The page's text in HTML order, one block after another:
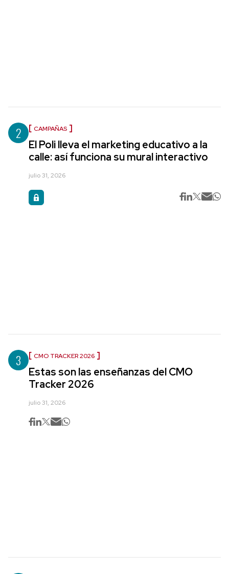
2 CAMPAÑAS
El Poli lleva el marketing educativo a la
calle: así funciona su mural interactivo
julio 31, 2026
3 CMO TRACKER 2026
Estas son las enseñanzas del CMO
Tracker 2026
julio 31, 2026